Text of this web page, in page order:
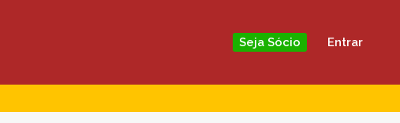
Seja Sócio Entrar